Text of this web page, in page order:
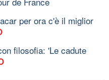
per ora c'è il miglior
filosofia: 'Le cadute